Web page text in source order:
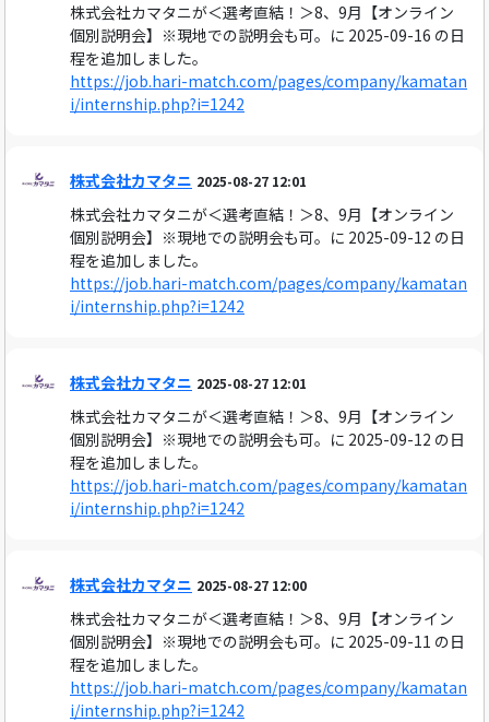
株式会社カマタニが＜選考直結！＞8、9月【オンライン
個別説明会】※現地での説明会も可。に 2025-09-16 の日
程を追加しました。
https://job.hari-match.com/pages/company/kamatan
i/internship.php?i=1242
株式会社カマタニ 2025-08-27 12:01
株式会社カマタニが＜選考直結！＞8、9月【オンライン
個別説明会】※現地での説明会も可。に 2025-09-12 の日
程を追加しました。
https://job.hari-match.com/pages/company/kamatan
i/internship.php?i=1242
株式会社カマタニ 2025-08-27 12:01
株式会社カマタニが＜選考直結！＞8、9月【オンライン
個別説明会】※現地での説明会も可。に 2025-09-12 の日
程を追加しました。
https://job.hari-match.com/pages/company/kamatan
i/internship.php?i=1242
株式会社カマタニ 2025-08-27 12:00
株式会社カマタニが＜選考直結！＞8、9月【オンライン
個別説明会】※現地での説明会も可。に 2025-09-11 の日
程を追加しました。
https://job.hari-match.com/pages/company/kamatan
i/internship.php?i=1242